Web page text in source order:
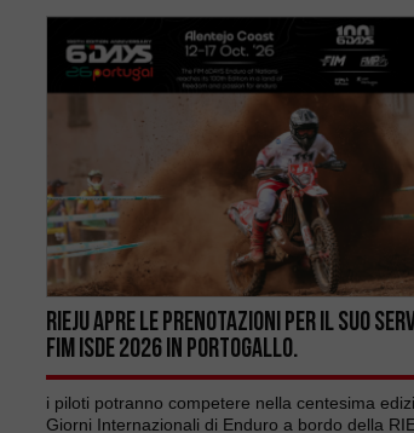
Rieju apre le prenotazioni per il suo
FIM ISDE 2026 in Portogallo.
i piloti potranno competere nella centesima
Giorni Internazionali di Enduro a bordo della